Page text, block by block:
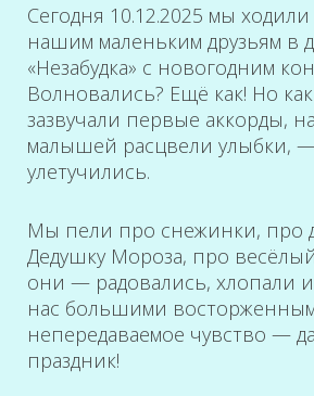
Сегодня 10.12.2025 мы ходили
нашим маленьким друзьям в
«Незабудка» с новогодним
Волновались? Ещё как! Но
зазвучали первые аккорды,
малышей расцвели улыбки,
улетучились.
Мы пели про снежинки, про
Дедушку Мороза, про
они — радовались, хлопали
нас большими
непередаваемое чувство —
праздник!